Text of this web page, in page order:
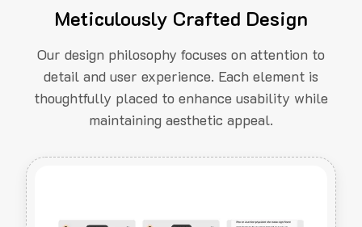
Meticulously Crafted Design
Our design philosophy focuses on attention to
detail and user experience. Each element is
thoughtfully placed to enhance usability while
maintaining aesthetic appeal.